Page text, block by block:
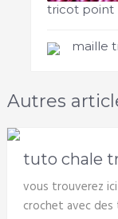
tricot point
maille
Autres
tuto chale
vous trouverez
crochet avec